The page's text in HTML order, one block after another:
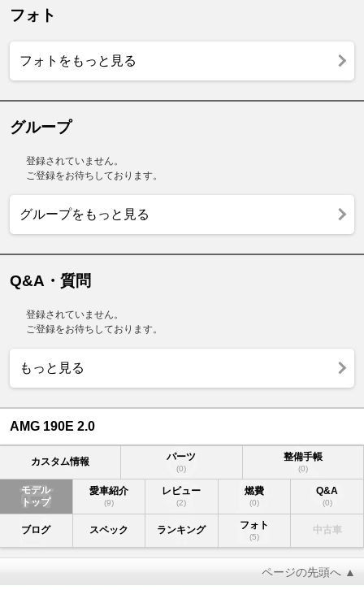
フォト
フォトをもっと見る
グループ
登録されていません。
ご登録をお待ちしております。
グループをもっと見る
Q&A・質問
登録されていません。
ご登録をお待ちしております。
もっと見る
AMG 190E 2.0
カスタム情報 パーツ
(0)
整備手帳
(0)
モデル
トップ
愛車紹介
(9)
レビュー
(2)
燃費
(0)
Q&A
(0)
ブログ スペック ランキング フォト
(5)
中古車
ページの先頭へ ▲